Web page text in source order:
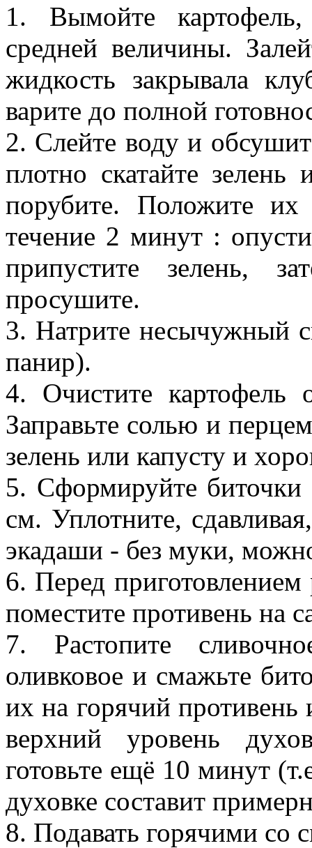
1. Вымойте
средней величины.
жидкость закрывала
варите до полной
2. Слейте воду и
плотно скатайте
порубите. Положите
течение 2 минут :
припустите зелень,
просушите.
3. Натрите несычужный
панир).
4. Очистите
Заправьте солью и
зелень или капусту и
5. Сформируйте
см. Уплотните,
экадаши - без муки,
6. Перед
поместите противень на
7. Растопите
оливковое и смажьте
их на горячий
верхний уровень
готовьте ещё 10 минут
духовке составит
8. Подавать горячими со